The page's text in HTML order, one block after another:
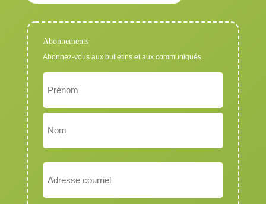
Abonnements
Abonnez-vous aux bulletins et aux communiqués
Nom
Exigé
Prénom
Courriel
Exigé